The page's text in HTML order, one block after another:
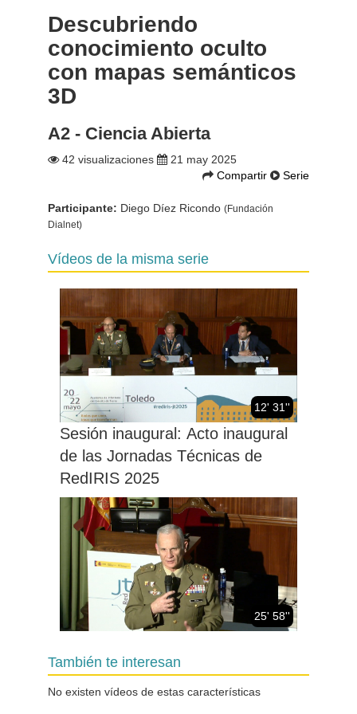
Descubriendo
conocimiento oculto
con mapas semánticos
3D
A2 - Ciencia Abierta
42 visualizaciones
21 may 2025
Compartir
Serie
Participante: Diego Díez Ricondo (Fundación
Dialnet)
Vídeos de la misma serie
12' 31''
Sesión inaugural: Acto inaugural
de las Jornadas Técnicas de
RedIRIS 2025
25' 58''
información en el Ministerio de
Defensa
También te interesan
No existen vídeos de estas características